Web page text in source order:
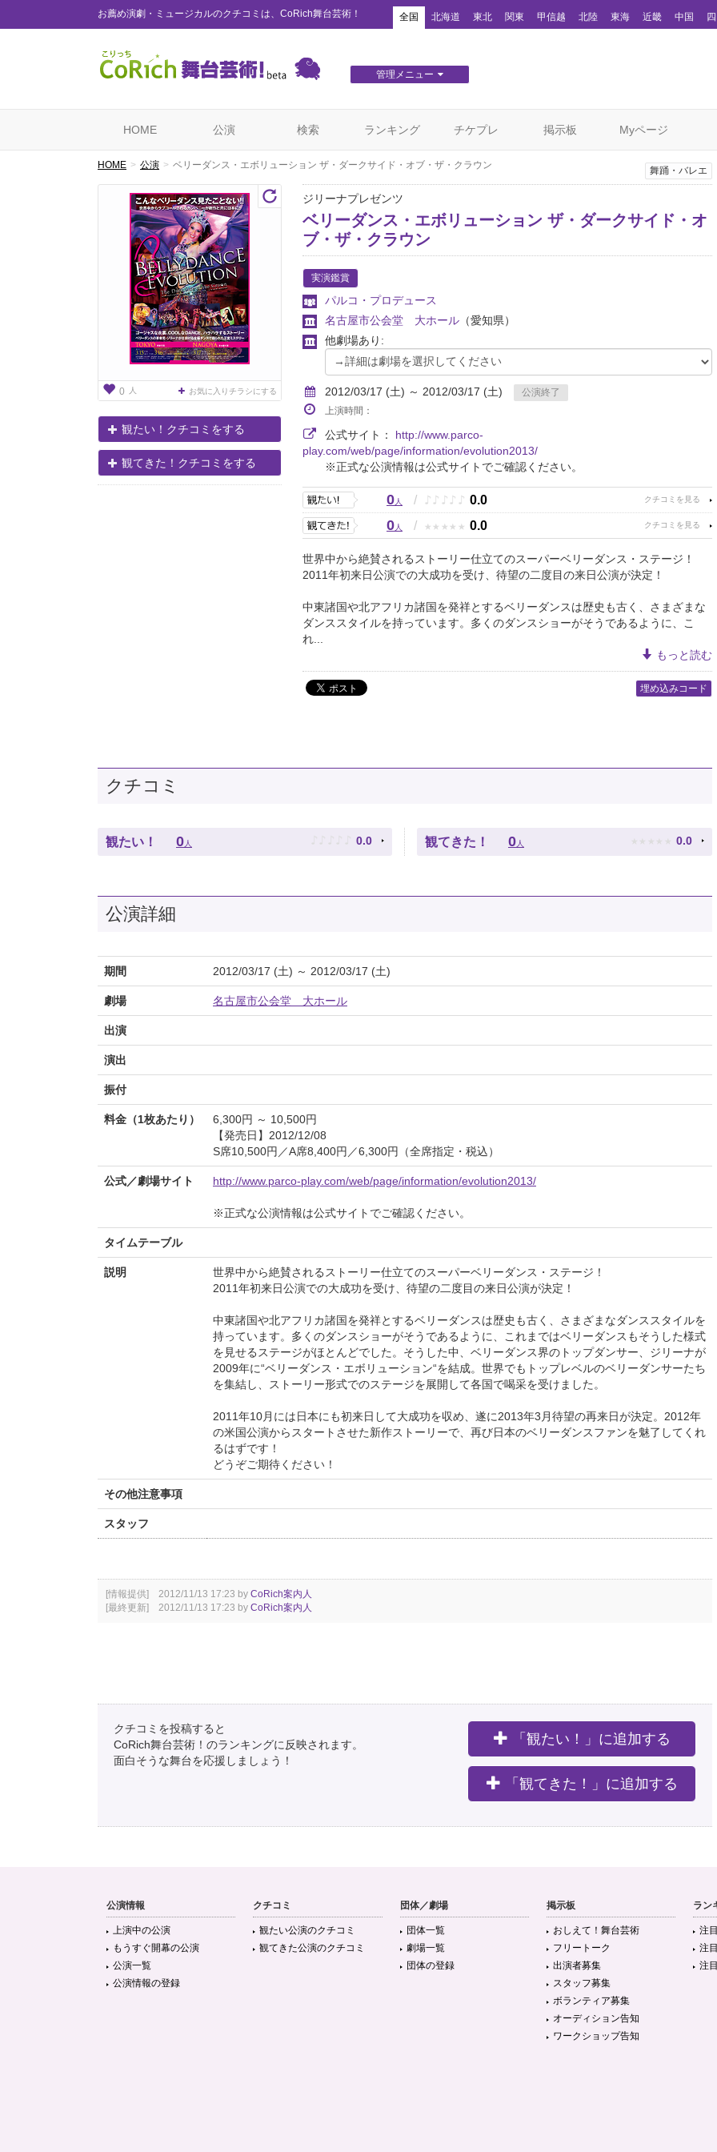
お薦め演劇・ミュージカルのクチコミは、CoRich舞台芸術！ 全国 北海道 東北 関東 甲信越 北陸 東海 近畿 中国
管理メニュー
HOME 公演 検索 ランキング チケプレ 掲示板 Myページ
HOME 公演 ベリーダンス・エボリューション ザ・ダークサイド・オブ・ザ・クラウン
0 人 お気に入りチラシにする
観たい！クチコミをする
観てきた！クチコミをする
舞踊・バレエ
ジリーナプレゼンツ
ベリーダンス・エボリューション ザ・ダークサイド・オ
ブ・ザ・クラウン
実演鑑賞
パルコ・プロデュース
名古屋市公会堂 大ホール （愛知県）
他劇場あり:
2012/03/17 (土) ～ 2012/03/17 (土)
公演終了
上演時間：
公式サイト： http://www.parco-
play.com/web/page/information/evolution2013/
※正式な公演情報は公式サイトでご確認ください。
0人 / ♪ ♪ ♪ ♪ ♪ 0.0
0人 / ★ ★ ★ ★ ★ 0.0
世界中から絶賛されるストーリー仕立てのスーパーベリーダンス・ステージ！
2011年初来日公演での大成功を受け、待望の二度目の来日公演が決定！
中東諸国や北アフリカ諸国を発祥とするベリーダンスは歴史も古く、さまざまな
ダンススタイルを持っています。多くのダンスショーがそうであるように、こ
れ...
もっと読む
埋め込みコード
クチコミ
観たい！ 0 人 ♪ ♪ ♪ ♪ ♪ 0.0 観てきた！ 0 人 ★ ★ ★ ★ ★ 0.0
公演詳細
期間 2012/03/17 (土) ～ 2012/03/17 (土)
劇場 名古屋市公会堂 大ホール
出演
演出
振付
料金（1枚あたり）
6,300円 ～ 10,500円
【発売日】2012/12/08
S席10,500円／A席8,400円／6,300円（全席指定・税込）
公式／劇場サイト http://www.parco-play.com/web/page/information/evolution2013/
※正式な公演情報は公式サイトでご確認ください。
タイムテーブル
説明
世界中から絶賛されるストーリー仕立てのスーパーベリーダンス・ステージ！
2011年初来日公演での大成功を受け、待望の二度目の来日公演が決定！
中東諸国や北アフリカ諸国を発祥とするベリーダンスは歴史も古く、さまざまなダンススタイルを
持っています。多くのダンスショーがそうであるように、これまではベリーダンスもそうした様式
を見せるステージがほとんどでした。そうした中、ベリーダンス界のトップダンサー、ジリーナが
2009年に“ベリーダンス・エボリューション“を結成。世界でもトップレベルのベリーダンサーたち
を集結し、ストーリー形式でのステージを展開して各国で喝采を受けました。
2011年10月には日本にも初来日して大成功を収め、遂に2013年3月待望の再来日が決定。2012年
の米国公演からスタートさせた新作ストーリーで、再び日本のベリーダンスファンを魅了してくれ
るはずです！
どうぞご期待ください！
その他注意事項
スタッフ
[情報提供] 2012/11/13 17:23 by CoRich案内人
[最終更新] 2012/11/13 17:23 by CoRich案内人
クチコミを投稿すると
CoRich舞台芸術！のランキングに反映されます。
面白そうな舞台を応援しましょう！
「観たい！」に追加する
「観てきた！」に追加する
公演情報
上演中の公演
もうすぐ開幕の公演
公演一覧
公演情報の登録
クチコミ
観たい公演のクチコミ
観てきた公演のクチコミ
団体／劇場
団体一覧
劇場一覧
団体の登録
掲示板
おしえて！舞台芸術
フリートーク
出演者募集
スタッフ募集
ボランティア募集
オーディション告知
ワークショップ告知
ラン
注
注
注